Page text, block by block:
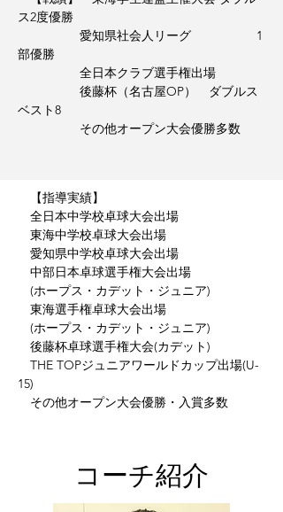
ス2度優勝
愛知県社会人リーグ 1
部優勝
全日本クラブ選手権出場
後藤杯（名古屋OP） ダブルス
ベスト8
​ その他オープン大会優勝多数
【指導実績】
全日本中学校卓球大会出場
東海中学校卓球大会出場
愛知県中学校卓球大会出場
中部日本卓球選手権大会出場
(ホープス・カデット・ジュニア)
東海選手権卓球大会出場
(ホープス・カデット・ジュニア)
後藤杯卓球選手権大会(カデット)
THE TOPジュニアワールドカップ出場(U-
15)
​ その他オープン大会優勝・入賞多数
​コーチ紹介